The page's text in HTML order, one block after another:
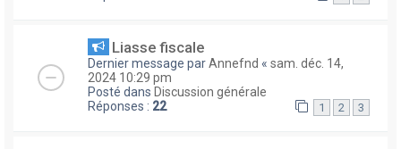
Liasse fiscale
Dernier message parAnnefnd « sam. déc. 14,
2024 10:29 pm
Posté dans Discussion générale
Réponses : 22 1 2 3